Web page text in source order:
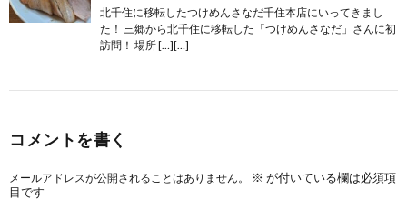
北千住に移転したつけめんさなだ千住本店にいってきまし
た！ 三郷から北千住に移転した「つけめんさなだ」さんに初
訪問！ 場所 […][…]
コメントを書く
メールアドレスが公開されることはありません。 ※ が付いている欄は必須項
目です